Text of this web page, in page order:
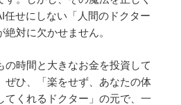
任せにしない「人間のドクター
対に欠かせません。
の時間と大きなお金を投資して
ぜひ、「楽をせず、あなたの体
てくれるドクター」の元で、一